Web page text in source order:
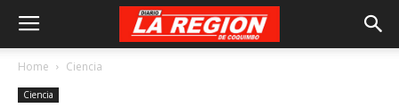
Home Ciencia
Ciencia